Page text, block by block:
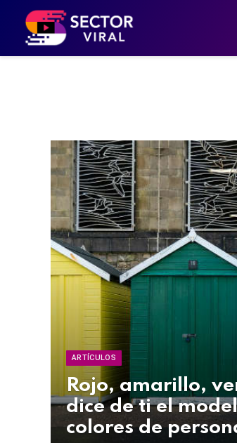
ARTÍCULOS
Rojo, amarillo,
dice de ti el
colores de